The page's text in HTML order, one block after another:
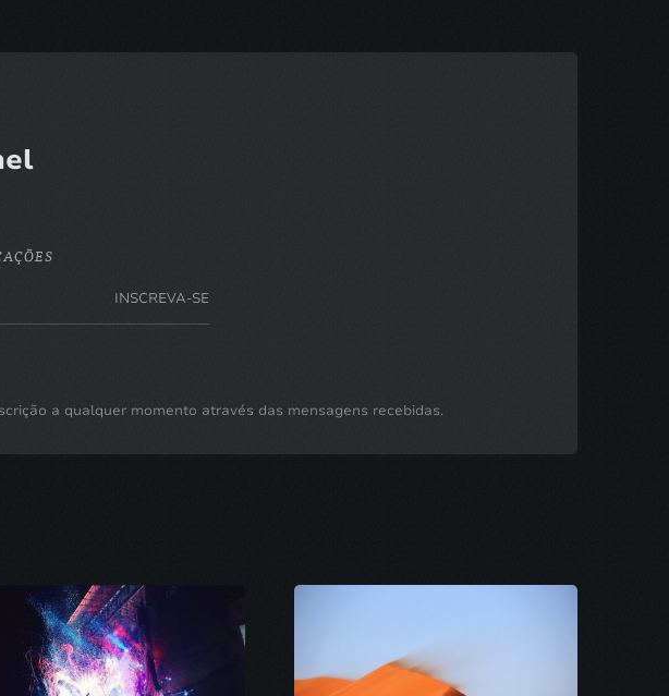
INSCREVA-SE
a qualquer momento através das mensagens recebidas.